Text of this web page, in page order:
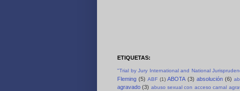
ETIQUETAS:
"Trial by Jury International and National
Fleming (5) ABF (1) ABOTA (3) absolución (6)
agravado (3) abuso sexual con acceso carnal